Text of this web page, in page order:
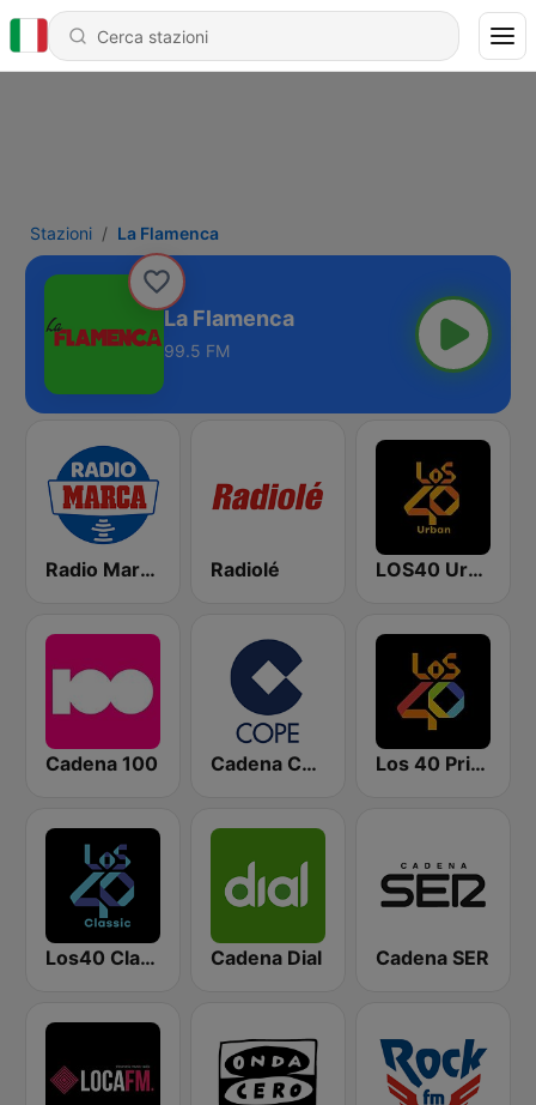
Stazioni La Flamenca
La Flamenca
99.5 FM
Radio Marca Nacional Radiolé LOS40 Urban
Cadena 100 Cadena COPE Los 40 Principales
Los40 Classic Cadena Dial Cadena SER